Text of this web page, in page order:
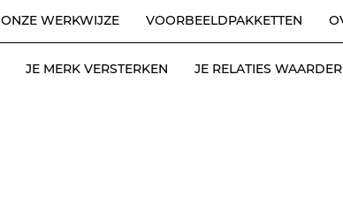
ONZE WERKWIJZE VOORBEELDPAKKETTEN
JE MERK VERSTERKEN JE RELATIES